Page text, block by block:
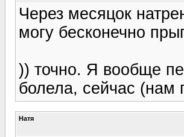
Через месяцок
могу бесконечно
)) точно. Я вообще
болела, сейчас (нам
Натя